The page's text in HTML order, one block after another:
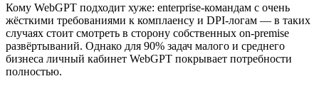
Кому WebGPT подходит хуже: enterprise-командам с очень
жёсткими требованиями к комплаенсу и DPI-логам — в таких
случаях стоит смотреть в сторону собственных on-premise
развёртываний. Однако для 90% задач малого и среднего
бизнеса личный кабинет WebGPT покрывает потребности
полностью.